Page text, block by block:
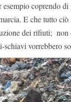
esempio coprendo
E che tutto ciò
dei rifiuti; non
schiavi vorrebbero